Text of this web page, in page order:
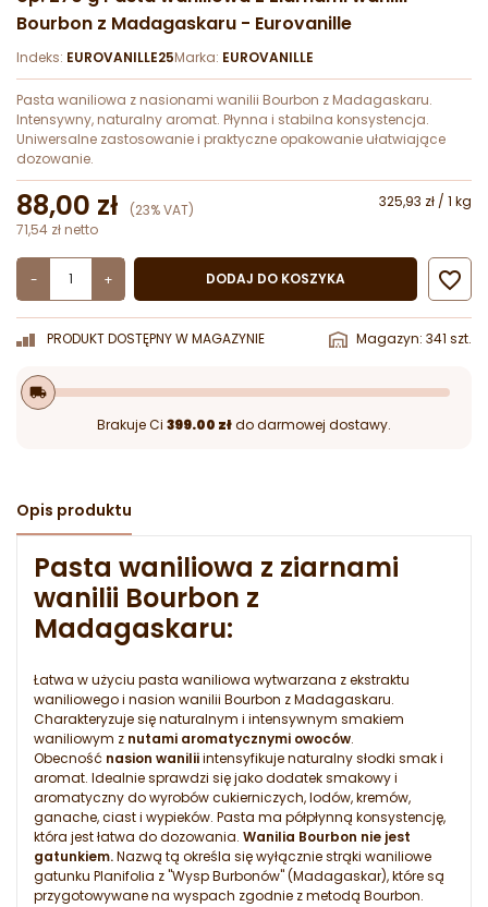
Bourbon z Madagaskaru - Eurovanille
Indeks: EUROVANILLE25Marka: EUROVANILLE
Pasta waniliowa z nasionami wanilii Bourbon z Madagaskaru.
Intensywny, naturalny aromat. Płynna i stabilna konsystencja.
Uniwersalne zastosowanie i praktyczne opakowanie ułatwiające
dozowanie.
88,00 zł (23% VAT)
325,93 zł / 1 kg
71,54 zł netto
- + DODAJ DO KOSZYKA 
PRODUKT DOSTĘPNY W MAGAZYNIE Magazyn: 341 szt.
local_shipping
Brakuje Ci 399.00 złdo darmowej dostawy.
Opis produktu
Pasta waniliowa z ziarnami
wanilii Bourbon z
Madagaskaru:
Łatwa w użyciu pasta waniliowa wytwarzana z ekstraktu
waniliowego i nasion wanilii Bourbon z Madagaskaru.
Charakteryzuje się naturalnym i intensywnym smakiem
waniliowym z nutami aromatycznymi owoców.
Obecność nasion waniliiintensyfikuje naturalny słodki smak i
aromat. Idealnie sprawdzi się jako dodatek smakowy i
aromatyczny do wyrobów cukierniczych, lodów, kremów,
ganache, ciast i wypieków. Pasta ma półpłynną konsystencję,
która jest łatwa do dozowania. Wanilia Bourbon nie jest
gatunkiem.Nazwą tą określa się wyłącznie strąki waniliowe
gatunku Planifolia z "Wysp Burbonów" (Madagaskar), które są
przygotowywane na wyspach zgodnie z metodą Bourbon.